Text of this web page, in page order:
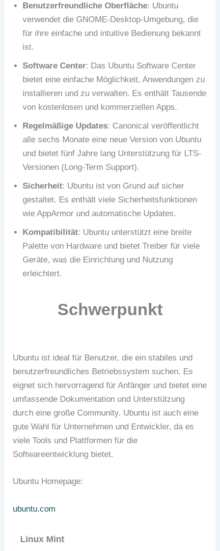
Benutzerfreundliche Oberfläche: Ubuntu
verwendet die GNOME-Desktop-Umgebung, die
für ihre einfache und intuitive Bedienung bekannt
ist.
Software Center: Das Ubuntu Software Center
bietet eine einfache Möglichkeit, Anwendungen zu
installieren und zu verwalten. Es enthält Tausende
von kostenlosen und kommerziellen Apps.
Regelmäßige Updates: Canonical veröffentlicht
alle sechs Monate eine neue Version von Ubuntu
und bietet fünf Jahre lang Unterstützung für LTS-
Versionen (Long-Term Support).
Sicherheit: Ubuntu ist von Grund auf sicher
gestaltet. Es enthält viele Sicherheitsfunktionen
wie AppArmor und automatische Updates.
Kompatibilität: Ubuntu unterstützt eine breite
Palette von Hardware und bietet Treiber für viele
Geräte, was die Einrichtung und Nutzung
erleichtert.
Schwerpunkt
Ubuntu ist ideal für Benutzer, die ein stabiles und
benutzerfreundliches Betriebssystem suchen. Es
eignet sich hervorragend für Anfänger und bietet eine
umfassende Dokumentation und Unterstützung
durch eine große Community. Ubuntu ist auch eine
gute Wahl für Unternehmen und Entwickler, da es
viele Tools und Plattformen für die
Softwareentwicklung bietet.
Ubuntu Homepage:
ubuntu.com
Linux Mint